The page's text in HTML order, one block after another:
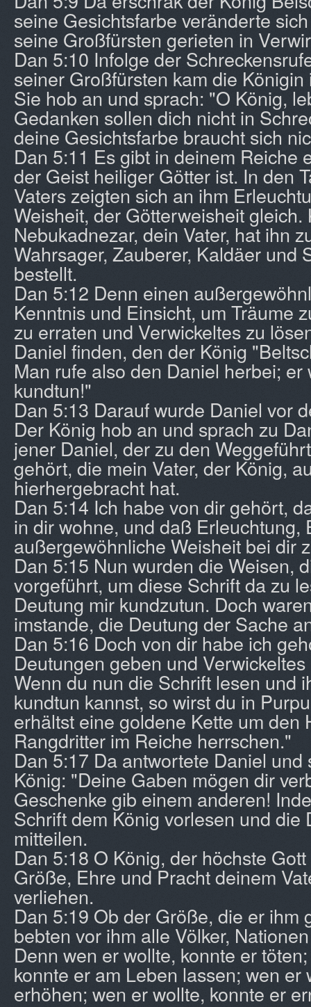
seine Gesichtsfarbe veränderte
seine Großfürsten gerieten in
Dan 5:10 Infolge der
seiner Großfürsten kam die
Sie hob an und sprach: "O König,
Gedanken sollen dich nicht in
deine Gesichtsfarbe braucht sich
Dan 5:11 Es gibt in deinem Reiche
der Geist heiliger Götter ist. In den
Vaters zeigten sich an ihm
Weisheit, der Götterweisheit gleich.
Nebukadnezar, dein Vater, hat ihn
Wahrsager, Zauberer, Kaldäer und
bestellt.
Dan 5:12 Denn einen
Kenntnis und Einsicht, um Träume
zu erraten und Verwickeltes zu
Daniel finden, den der König
Man rufe also den Daniel herbei;
kundtun!"
Dan 5:13 Darauf wurde Daniel vor
Der König hob an und sprach zu
jener Daniel, der zu den
gehört, die mein Vater, der König,
hierhergebracht hat.
Dan 5:14 Ich habe von dir gehört,
in dir wohne, und daß Erleuchtung,
außergewöhnliche Weisheit bei dir
Dan 5:15 Nun wurden die Weisen,
vorgeführt, um diese Schrift da zu
Deutung mir kundzutun. Doch
imstande, die Deutung der Sache
Dan 5:16 Doch von dir habe ich
Deutungen geben und
Wenn du nun die Schrift lesen und
kundtun kannst, so wirst du in
erhältst eine goldene Kette um den
Rangdritter im Reiche herrschen."
Dan 5:17 Da antwortete Daniel und
König: "Deine Gaben mögen dir
Geschenke gib einem anderen!
Schrift dem König vorlesen und die
mitteilen.
Dan 5:18 O König, der höchste
Größe, Ehre und Pracht deinem
verliehen.
Dan 5:19 Ob der Größe, die er ihm
bebten vor ihm alle Völker,
Denn wen er wollte, konnte er
konnte er am Leben lassen; wen er
erhöhen; wen er wollte, konnte er